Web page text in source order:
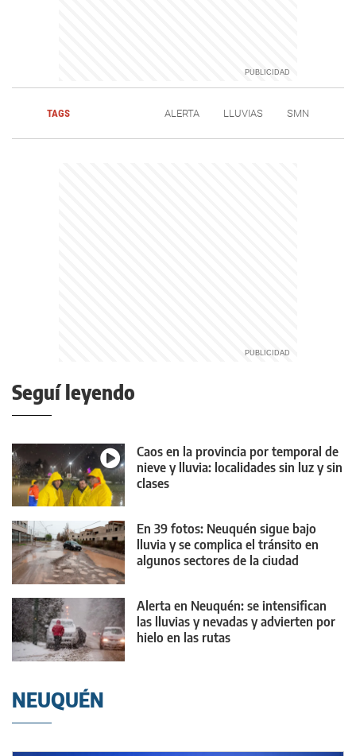
TAGS ALERTA LLUVIAS SMN
Seguí leyendo
Caos en la provincia por temporal de
nieve y lluvia: localidades sin luz y sin
clases
En 39 fotos: Neuquén sigue bajo
lluvia y se complica el tránsito en
algunos sectores de la ciudad
Alerta en Neuquén: se intensifican
las lluvias y nevadas y advierten por
hielo en las rutas
NEUQUÉN